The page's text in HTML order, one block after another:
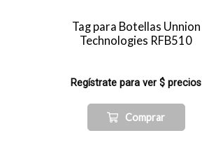
Tag para Botellas Unnion
Technologies RFB510
Regístrate para ver $ precios
Comprar